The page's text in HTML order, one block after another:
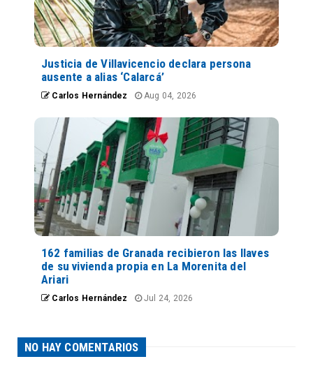
Justicia de Villavicencio declara persona
ausente a alias ‘Calarcá’
Carlos Hernández Aug 04, 2026
162 familias de Granada recibieron las llaves
de su vivienda propia en La Morenita del
Ariari
Carlos Hernández Jul 24, 2026
NO HAY COMENTARIOS